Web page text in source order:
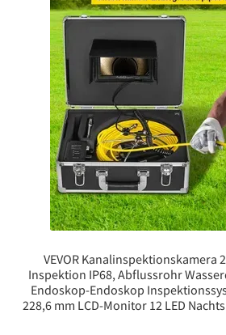
VEVOR Kanalinspektionskamera
Inspektion IP68, Abflussrohr
Endoskop-Endoskop
228,6 mm LCD-Monitor 12 LED